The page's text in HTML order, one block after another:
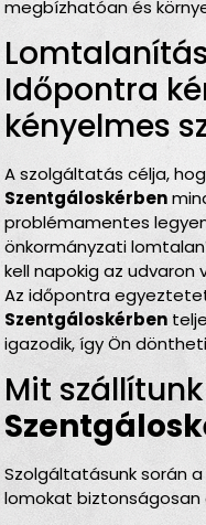
megbízhatóan és
Időpontra
kényelmes
A szolgáltatás célja,
Szentgáloskérben
problémamentes
önkormányzati
kell napokig az
Az időpontra
Szentgáloskérben
igazodik, így Ön
Mit
Szolgáltatásunk során
lomokat biztonságosan